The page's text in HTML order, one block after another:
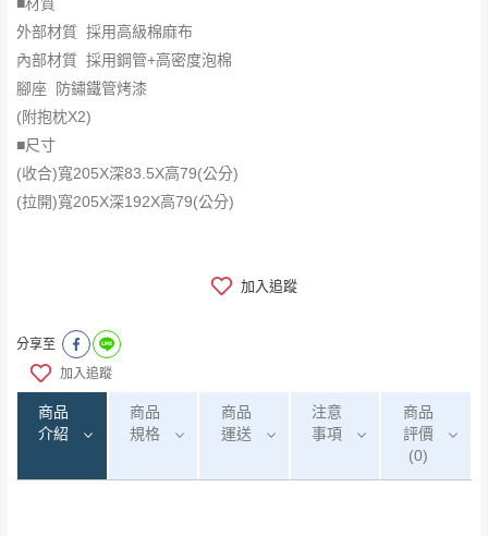
外部材質 採用高級棉麻布
內部材質 採用鋼管+高密度泡棉
腳座 防鏽鐵管烤漆
(附抱枕X2)
■尺寸
(收合)寬205X深83.5X高79(公分)
(拉開)寬205X深192X高79(公分)
加入追蹤
分享至
加入追蹤
商品
介紹
商品
規格
商品
運送
注意
事項
商品
評價
(0)